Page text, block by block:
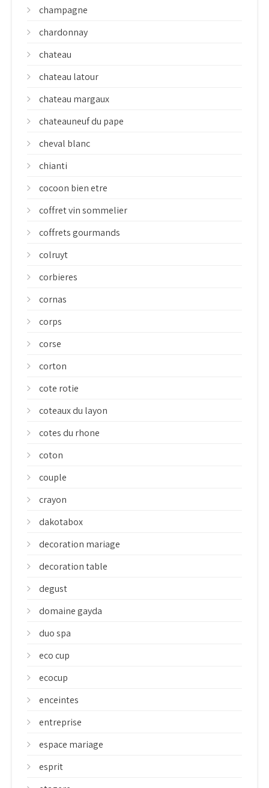
champagne
chardonnay
chateau
chateau latour
chateau margaux
chateauneuf du pape
cheval blanc
chianti
cocoon bien etre
coffret vin sommelier
coffrets gourmands
colruyt
corbieres
cornas
corps
corse
corton
cote rotie
coteaux du layon
cotes du rhone
coton
couple
crayon
dakotabox
decoration mariage
decoration table
degust
domaine gayda
duo spa
eco cup
ecocup
enceintes
entreprise
espace mariage
esprit